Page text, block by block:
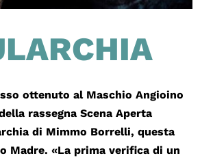
ottenuto al Maschio Angioino
rassegna Scena Aperta
di Mimmo Borrelli, questa
Madre. «La prima verifica di un